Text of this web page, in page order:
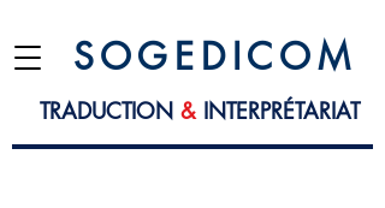
S O G E D I C O M
TRADUCTION &INTERPRÉTARIAT